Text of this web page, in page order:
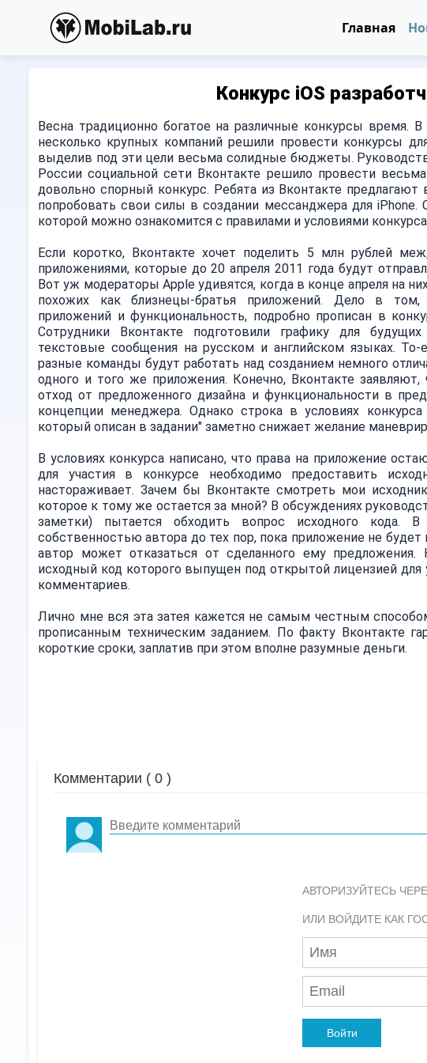
Главная
Конкурс iOS
Весна традиционно богатое на различные конкурсы время. В
несколько крупных компаний решили провести конкурсы
выделив под эти цели весьма солидные бюджеты.
России социальной сети Вконтакте решило провести
довольно спорный конкурс. Ребята из Вконтакте
попробовать свои силы в создании мессанджера для iPhone.
которой можно ознакомится с правилами и условиями
Если коротко, Вконтакте хочет поделить 5 млн рублей
приложениями, которые до 20 апреля 2011 года будут
Вот уж модераторы Apple удивятся, когда в конце апреля на
похожих как близнецы-братья приложений. Дело в том,
приложений и функциональность, подробно прописан в
Сотрудники Вконтакте подготовили графику для
текстовые сообщения на русском и английском языках. То-
разные команды будут работать над созданием немного
одного и того же приложения. Конечно, Вконтакте заявляют,
отход от предложенного дизайна и функциональности в
концепции менеджера. Однако строка в условиях
который описан в задании" заметно снижает желание
В условиях конкурса написано, что права на приложение
для участия в конкурсе необходимо предоставить
настораживает. Зачем бы Вконтакте смотреть мои
которое к тому же остается за мной? В обсуждениях
заметки) пытается обходить вопрос исходного кода.
собственностью автора до тех пор, пока приложение не
автор может отказаться от сделанного ему
исходный код которого выпущен под открытой лицензией
комментариев.
Лично мне вся эта затея кажется не самым честным
прописанным техническим заданием. По факту Вконтакте
короткие сроки, заплатив при этом вполне разумные деньги.
Комментарии ( 0 )
АВТОРИЗУЙТЕСЬ
ИЛИ ВОЙДИТЕ КАК
Войти